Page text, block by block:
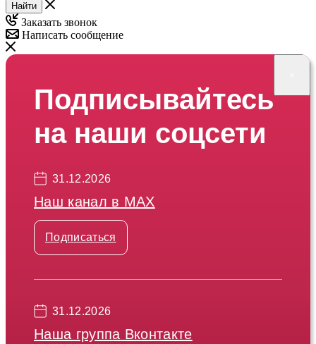
Найти
Заказать звонок
Написать сообщение
Подписывайтесь
на наши соцсети
31.12.2026
Наш канал в МАХ
Подписаться
31.12.2026
Наша группа Вконтакте